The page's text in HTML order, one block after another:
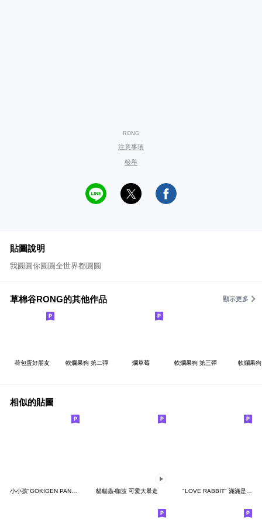
RONG
注意事項
檢舉
貼圖說明
我圓圓你圓圓全世界都圓圓
草棉谷RONG的其他作品 顯示更多
荷包蛋好朋友 軟爛果狗 第二彈 爛草莓 軟爛果狗 第三彈 軟爛果狗
相似的貼圖
小小孩"GOKIGEN PANDA" 台灣版 貓貓蟲-咖波 可愛大暴走 "LOVE RABBIT" 滿滿是愛 台灣版